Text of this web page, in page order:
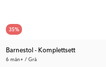
35%
Barnestol - Komplettsett
6 mån+ / Grå